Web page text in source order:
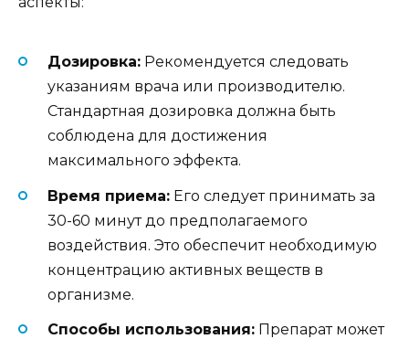
Дозировка: Рекомендуется следовать
указаниям врача или производителю.
Стандартная дозировка должна быть
соблюдена для достижения
максимального эффекта.
Время приема: Его следует принимать за
30-60 минут до предполагаемого
воздействия. Это обеспечит необходимую
концентрацию активных веществ в
организме.
Способы использования: Препарат может